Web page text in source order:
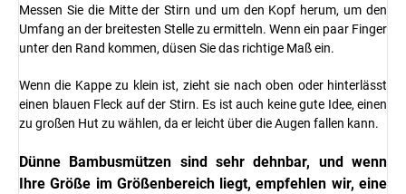
Messen Sie die Mitte der Stirn und um den Kopf herum, um den
Umfang an der breitesten Stelle zu ermitteln. Wenn ein paar Finger
unter den Rand kommen, düsen Sie das richtige Maß ein.
Wenn die Kappe zu klein ist, zieht sie nach oben oder hinterlässt
einen blauen Fleck auf der Stirn. Es ist auch keine gute Idee, einen
zu großen Hut zu wählen, da er leicht über die Augen fallen kann.
Dünne Bambusmützen sind sehr dehnbar, und wenn
Ihre Größe im Größenbereich liegt, empfehlen wir, eine